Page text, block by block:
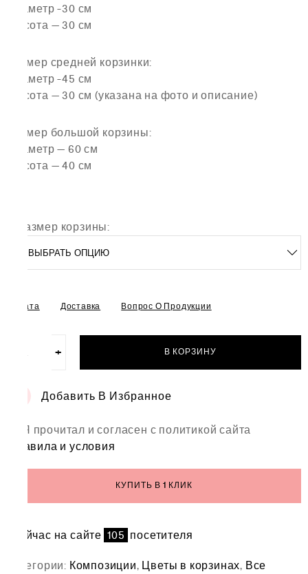
Диаметр -30 см
Высота — 30 см
Размер средней корзинки:
Диаметр -45 см
Высота — 30 см (указана на фото и описание)
Размер большой корзины:
Диаметр — 60 см
Высота — 40 см
Размер корзины:
Оплата Доставка Вопрос О Продукции
Количество
Корзина
"Малиновое
чудо"
+ В КОРЗИНУ
Добавить В Избранное
Я прочитал и согласен с политикой сайта
правила и условия
КУПИТЬ В 1 КЛИК
Сейчас на сайте 105 посетителя
Категории: Композиции, Цветы в корзинах, Все